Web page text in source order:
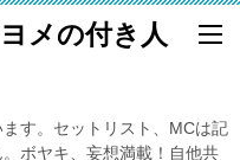
メの付き人
す。セットリスト、MCは記
ボヤキ、妄想満載！自他共